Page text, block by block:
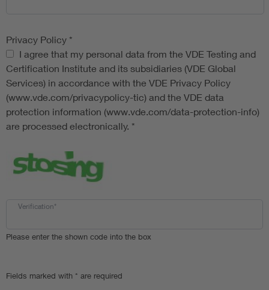
Privacy Policy *
Privacy Policy
I agree that my personal data from the VDE Testing and
Certification Institute and its subsidiaries (VDE Global
Services) in accordance with the VDE Privacy Policy
(www.vde.com/privacypolicy-tic) and the VDE data
protection information (www.vde.com/data-protection-info)
are processed electronically. *
Verification*
Please enter the shown code into the box
Fields marked with * are required